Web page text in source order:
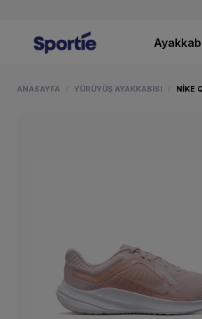
ANASAYFA YÜRÜYÜŞ AYAKKABISI NIKE